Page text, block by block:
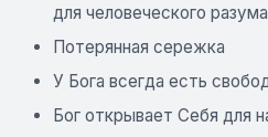
для человеческого разума
Потерянная сережка
У Бога всегда есть
Бог открывает Себя для